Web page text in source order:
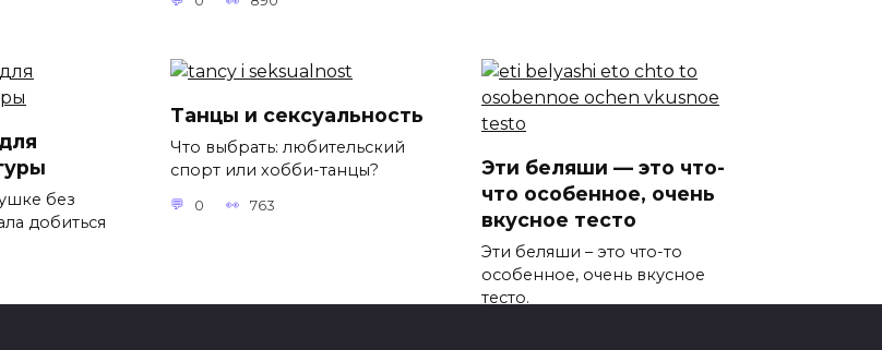
без
добиться
Танцы и сексуальность
Что выбрать: любительский
спорт или хобби-танцы?
0 763
Эти беляши — это что-
что особенное, очень
вкусное тесто
Эти беляши – это что-то
особенное, очень вкусное
тесто.